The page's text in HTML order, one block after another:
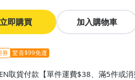
立即購買 加入購物車
券 驚喜$99免運
取貨付款【單件運費$38、滿5件或